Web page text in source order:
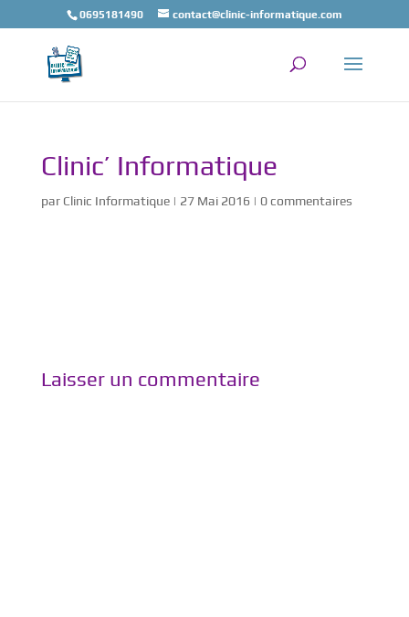
0695181490 contact@clinic-informatique.com
Clinic’ Informatique
par Clinic Informatique| 27 Mai 2016 | 0 commentaires
Laisser un commentaire